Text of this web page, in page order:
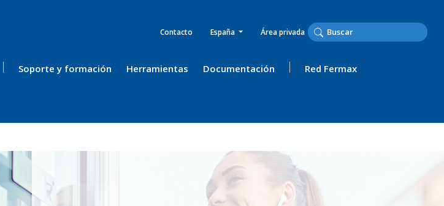
Contacto España Área privada
Soporte y formación Herramientas Documentación Red Fermax